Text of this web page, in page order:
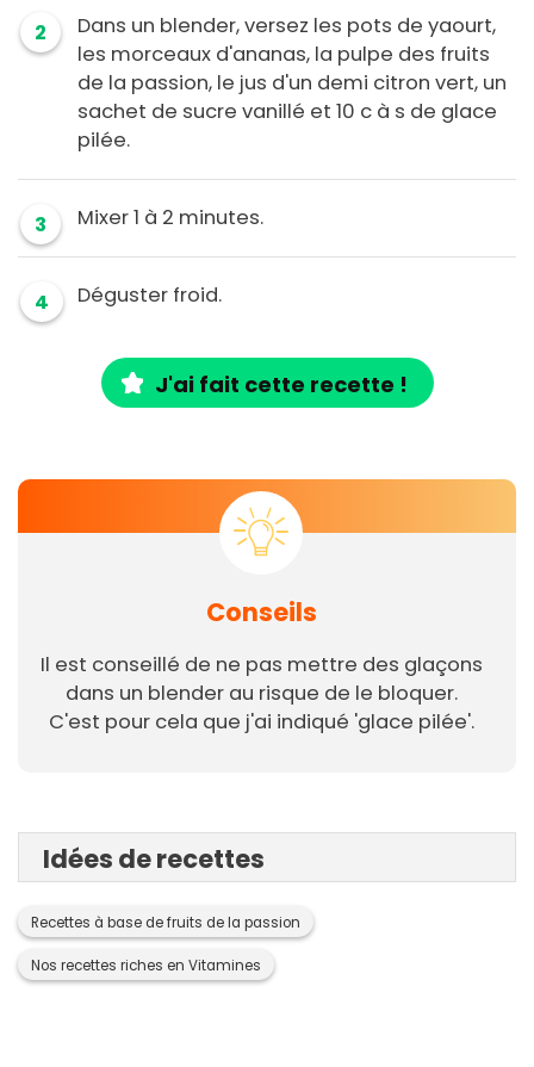
2
Dans un blender, versez les pots de yaourt,
les morceaux d'ananas, la pulpe des fruits
de la passion, le jus d'un demi citron vert, un
sachet de sucre vanillé et 10 c à s de glace
pilée.
3 Mixer 1 à 2 minutes.
4 Déguster froid.
J'ai fait cette recette !
Conseils
Il est conseillé de ne pas mettre des glaçons
dans un blender au risque de le bloquer.
C'est pour cela que j'ai indiqué 'glace pilée'.
Idées de recettes
Recettes à base de fruits de la passion
Nos recettes riches en Vitamines